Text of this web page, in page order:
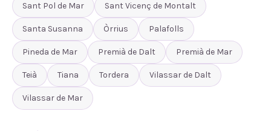
Sant Pol de Mar Sant Vicenç de Montalt
Santa Susanna Òrrius Palafolls
Pineda de Mar Premià de Dalt Premià de Mar
Teià Tiana Tordera Vilassar de Dalt
Vilassar de Mar